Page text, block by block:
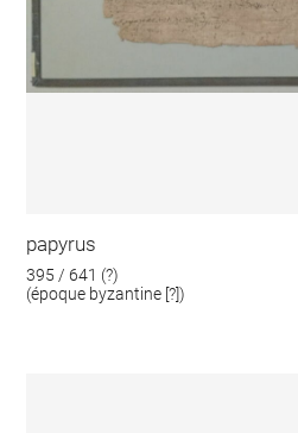
papyrus
395 / 641 (?)
(époque byzantine [?])